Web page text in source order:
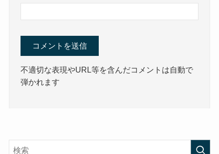
不適切な表現やURL等を含んだコメントは自動で
弾かれます